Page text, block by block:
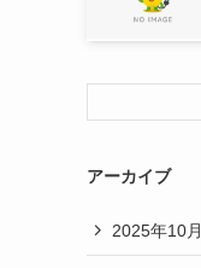
アーカイブ
2025年10月